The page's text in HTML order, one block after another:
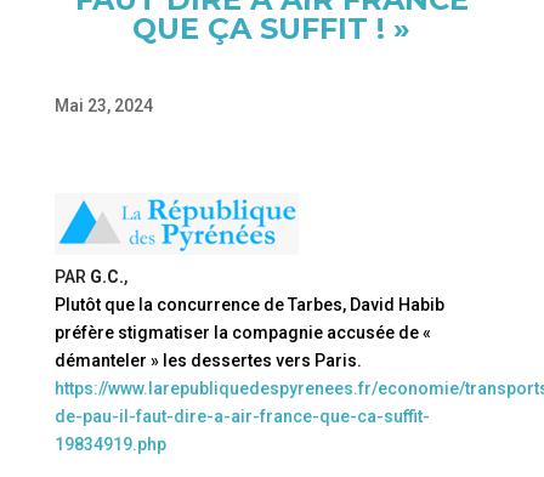
QUE ÇA SUFFIT ! »
Mai 23, 2024
PAR G.C.,
Plutôt que la concurrence de Tarbes, David Habib
préfère stigmatiser la compagnie accusée de «
démanteler » les dessertes vers Paris.
https://www.larepubliquedespyrenees.fr/economie/
de-pau-il-faut-dire-a-air-france-que-ca-suffit-
19834919.php